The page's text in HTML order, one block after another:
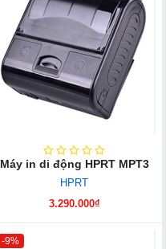
Máy in di động HPRT MPT3
HPRT
3.290.000₫
-9%